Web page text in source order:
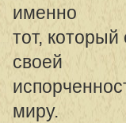
именно
тот,
своей
миру.